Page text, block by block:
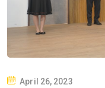
P
April 26, 2023